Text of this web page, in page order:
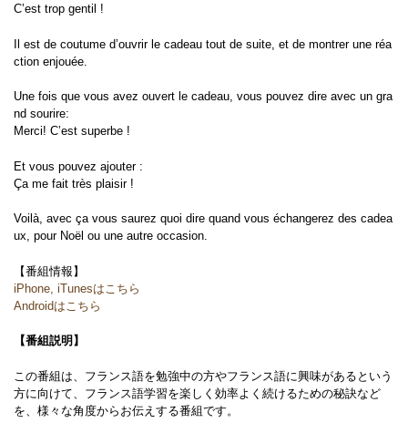
C’est trop gentil !
Il est de coutume d’ouvrir le cadeau tout de suite, et de montrer une réa
ction enjouée.
Une fois que vous avez ouvert le cadeau, vous pouvez dire avec un gra
nd sourire:
Merci! C’est superbe !
Et vous pouvez ajouter :
Ça me fait très plaisir !
Voilà, avec ça vous saurez quoi dire quand vous échangerez des cadea
ux, pour Noël ou une autre occasion.
【番組情報】
iPhone, iTunesはこちら
Androidはこちら
【番組説明】
この番組は、フランス語を勉強中の方やフランス語に興味があるという
方に向けて、フランス語学習を楽しく効率よく続けるための秘訣など
を、様々な角度からお伝えする番組です。